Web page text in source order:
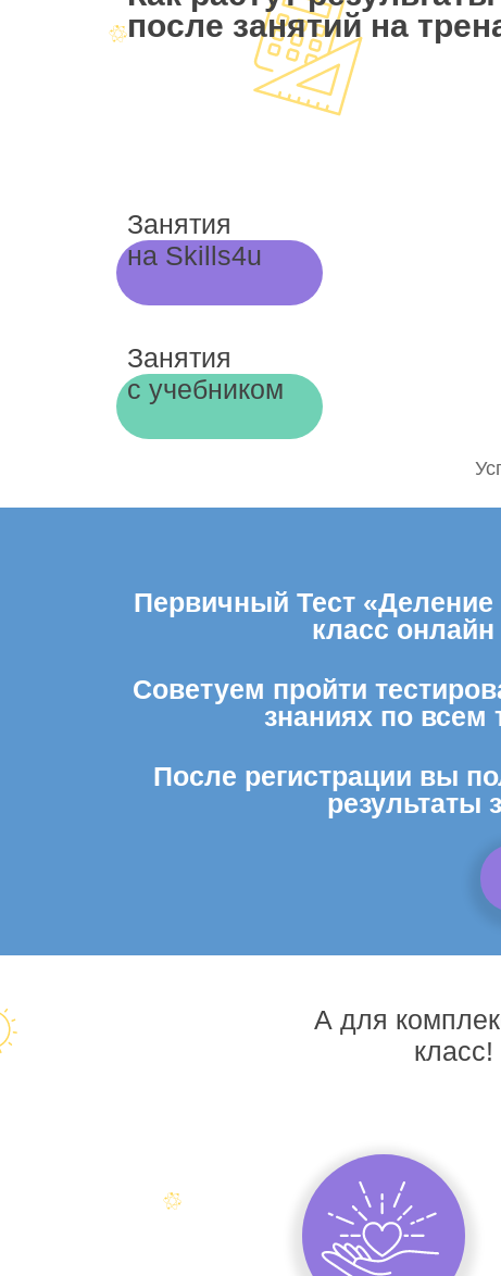
после занятий на
Занятия
на Skills4u
Занятия
с учебником
Первичный Тест
класс
Советуем пройти
знаниях по
После регистрации вы
результаты
А для